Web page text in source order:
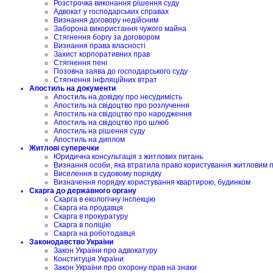
Розстрочка виконання рішення суду
Адвокат у господарських справах
Визнання договору недійсним
Заборона використання чужого майна
Стягнення боргу за договором
Визнання права власності
Захист корпоративних прав
Стягнення пені
Позовна заява до господарського суду
Стягнення інфляційних втрат
Апостиль на документи
Апостиль на довідку про несудимість
Апостиль на свідоцтво про розлучення
Апостиль на свідоцтво про народження
Апостиль на свідоцтво про шлюб
Апостиль на рішення суду
Апостиль на диплом
Житлові суперечки
Юридична консультація з житлових питань
Визнання особи, яка втратила право користування житловим
Виселення в судовому порядку
Визначення порядку користування квартирою, будинком
Скарга до державного органу
Скарга в екологічну інспекцію
Скарга на продавця
Скарга в прокуратуру
Скарга в поліцію
Скарга на роботодавця
Законодавство України
Закон України про адвокатуру
Конституція України
Закон України про охорону прав на знаки